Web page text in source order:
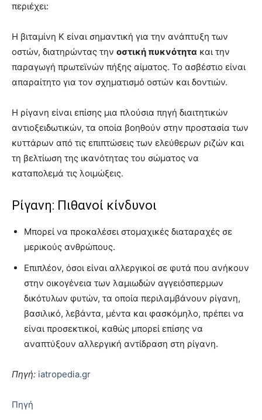
περιέχει:
Η βιταμίνη Κ είναι σημαντική για την ανάπτυξη των
οστών, διατηρώντας την οστική πυκνότητα και την
παραγωγή πρωτεϊνών πήξης αίματος. Το ασβέστιο είναι
απαραίτητο για τον σχηματισμό οστών και δοντιών.
Η ρίγανη είναι επίσης μια πλούσια πηγή διαιτητικών
αντιοξειδωτικών, τα οποία βοηθούν στην προστασία των
κυττάρων από τις επιπτώσεις των ελεύθερων ριζών και
τη βελτίωση της ικανότητας του σώματος να
καταπολεμά τις λοιμώξεις.
Ρίγανη: Πιθανοί κίνδυνοι
Μπορεί να προκαλέσει στομαχικές διαταραχές σε
μερικούς ανθρώπους.
Επιπλέον, όσοι είναι αλλεργικοί σε φυτά που ανήκουν
στην οικογένεια των λαμιωδών αγγειόσπερμων
δικότυλων φυτών, τα οποία περιλαμβάνουν ρίγανη,
βασιλικό, λεβάντα, μέντα και φασκόμηλο, πρέπει να
είναι προσεκτικοί, καθώς μπορεί επίσης να
αναπτύξουν αλλεργική αντίδραση στη ρίγανη.
Πηγή: iatropedia.gr
Πηγή